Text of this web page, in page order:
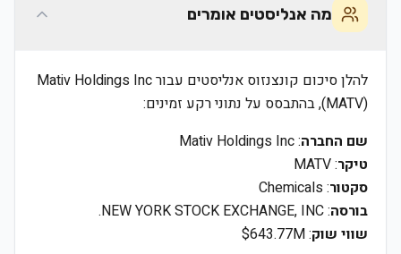
מה אנליסטים אומרים
להלן סיכום קונצנזוס אנליסטים עבור Mativ Holdings Inc
(MATV), בהתבסס על נתוני רקע זמינים:
שם החברה: Mativ Holdings Inc
טיקר: MATV
סקטור: Chemicals
בורסה: NEW YORK STOCK EXCHANGE, INC.
שווי שוק: $643.77M